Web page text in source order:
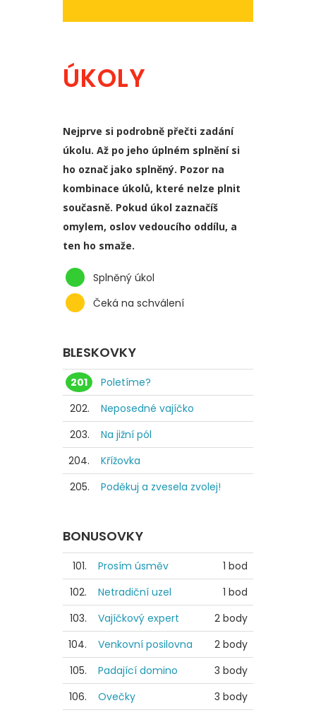
ÚKOLY
Nejprve si podrobně přečti zadání
úkolu. Až po jeho úplném splnění si
ho označ jako splněný. Pozor na
kombinace úkolů, které nelze plnit
současně. Pokud úkol zaznačíš
omylem, oslov vedoucího oddílu, a
ten ho smaže.
Splněný úkol
Čeká na schválení
BLESKOVKY
201
Poletíme?
202.
Neposedné vajíčko
203.
Na jižní pól
204.
Křížovka
205.
Poděkuj a zvesela zvolej!
BONUSOVKY
101. Prosím úsměv
1 bod
102.
Netradiční uzel
1 bod
103.
Vajíčkový expert
2 body
104.
Venkovní posilovna
2 body
105.
Padající domino
3 body
106.
Ovečky
3 body